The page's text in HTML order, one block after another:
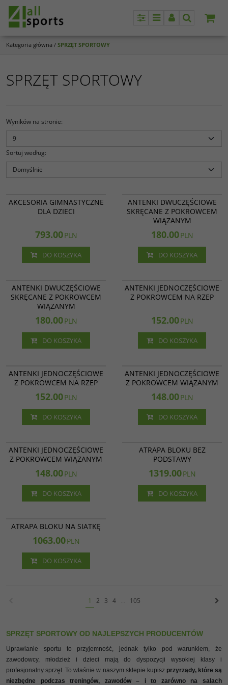
PanelMenuPanelSzukaj
Kategoria główna / SPRZĘT SPORTOWY
SPRZĘT SPORTOWY
Wyników na stronie:
Sortuj według:
AKCESORIA GIMNASTYCZNE
DLA DZIECI
793.00PLN
DO KOSZYKA
ANTENKI DWUCZĘŚCIOWE
SKRĘCANE Z POKROWCEM
WIĄZANYM
180.00PLN
DO KOSZYKA
ANTENKI DWUCZĘŚCIOWE
SKRĘCANE Z POKROWCEM
WIĄZANYM
180.00PLN
DO KOSZYKA
ANTENKI JEDNOCZĘŚCIOWE
Z POKROWCEM NA RZEP
152.00PLN
DO KOSZYKA
ANTENKI JEDNOCZĘŚCIOWE
Z POKROWCEM NA RZEP
152.00PLN
DO KOSZYKA
ANTENKI JEDNOCZĘŚCIOWE
Z POKROWCEM WIĄZANYM
148.00PLN
DO KOSZYKA
ANTENKI JEDNOCZĘŚCIOWE
Z POKROWCEM WIĄZANYM
148.00PLN
DO KOSZYKA
ATRAPA BLOKU BEZ
PODSTAWY
1319.00PLN
DO KOSZYKA
ATRAPA BLOKU NA SIATKĘ
1063.00PLN
DO KOSZYKA
1 2 3 4 105
SPRZĘT SPORTOWY OD NAJLEPSZYCH PRODUCENTÓW
Uprawianie sportu to przyjemność, jednak tylko pod warunkiem, że
zawodowcy, młodzież i dzieci mają do dyspozycji wysokiej klasy i
profesjonalny sprzęt. To właśnie w naszym sklepie kupisz przyrządy, które są
niezbędne podczas treningów, zawodów – i to zarówno na salach